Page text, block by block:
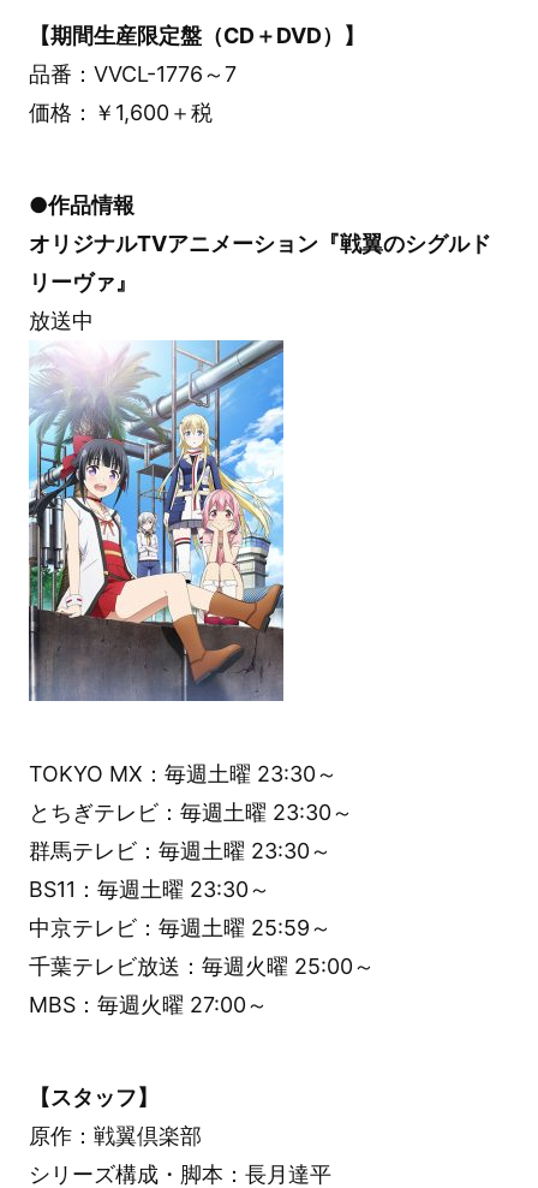
【期間生産限定盤（CD＋DVD）】
品番：VVCL-1776～7
価格：￥1,600＋税
●作品情報
オリジナルTVアニメーション『戦翼のシグルド
リーヴァ』
放送中
TOKYO MX：毎週土曜 23:30～
とちぎテレビ：毎週土曜 23:30～
群馬テレビ：毎週土曜 23:30～
BS11：毎週土曜 23:30～
中京テレビ：毎週土曜 25:59～
千葉テレビ放送：毎週火曜 25:00～
MBS：毎週火曜 27:00～
【スタッフ】
原作：戦翼倶楽部
シリーズ構成・脚本：長月達平